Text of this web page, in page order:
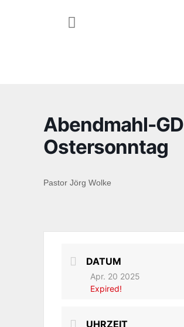
Abendmahl-GD
Ostersonntag
Pastor Jörg Wolke
DATUM
Apr. 20 2025
Expired!
UHRZEIT